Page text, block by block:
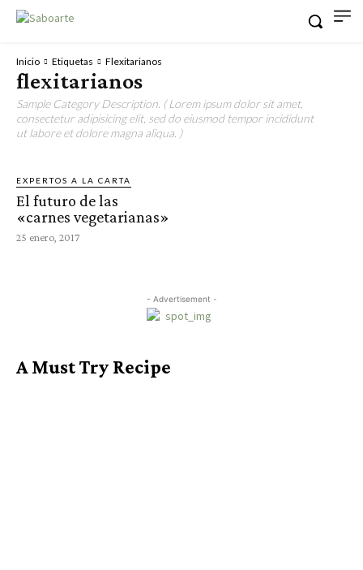
Inicio Etiquetas Flexitarianos
flexitarianos
Sample Category Description. ( Lorem ipsum dolor sit amet,
consectetur adipisicing elit, sed do eiusmod tempor incididunt
ut labore et dolore magna aliqua. )
EXPERTOS A LA CARTA
El futuro de las
«carnes vegetarianas»
25 enero, 2017
- Advertisement -
A Must Try Recipe